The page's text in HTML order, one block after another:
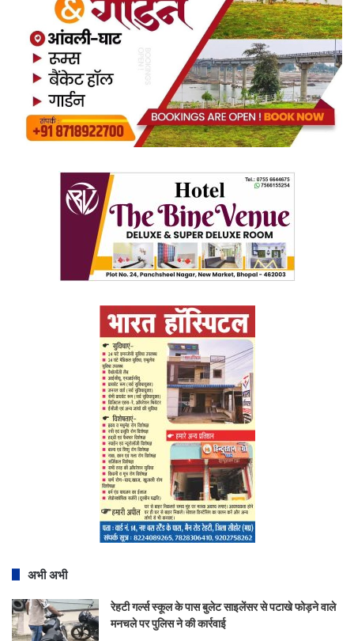
अभी अभी
रेहटी गर्ल्स स्कूल के पास बुलेट साइलेंसर से पटाखे फोड़ने वाले
मनचले पर पुलिस ने की कार्रवाई